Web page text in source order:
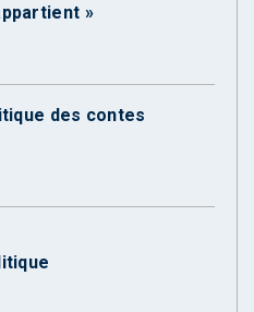
»
des contes